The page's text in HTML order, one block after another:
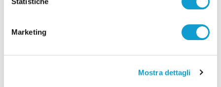
Marketing
Mostra dettagli